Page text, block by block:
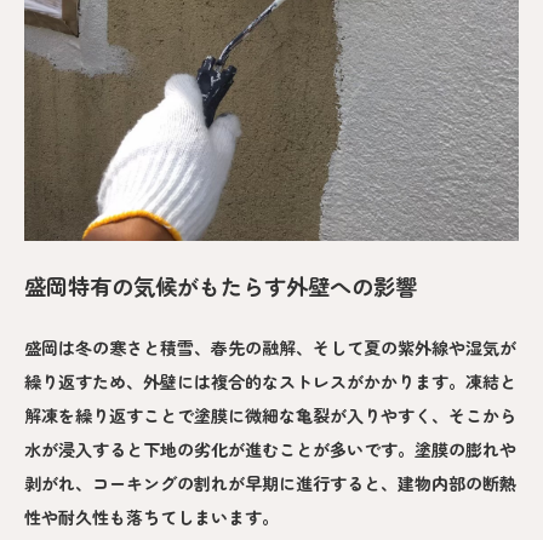
盛岡特有の気候がもたらす外壁への影響
盛岡は冬の寒さと積雪、春先の融解、そして夏の紫外線や湿気が
繰り返すため、外壁には複合的なストレスがかかります。凍結と
解凍を繰り返すことで塗膜に微細な亀裂が入りやすく、そこから
水が浸入すると下地の劣化が進むことが多いです。塗膜の膨れや
剥がれ、コーキングの割れが早期に進行すると、建物内部の断熱
性や耐久性も落ちてしまいます。